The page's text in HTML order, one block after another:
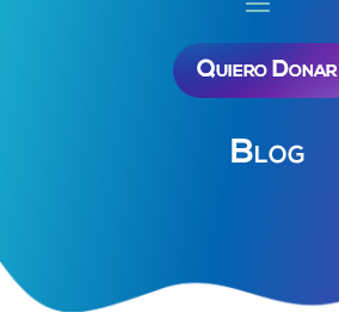
Quiero Donar
Blog